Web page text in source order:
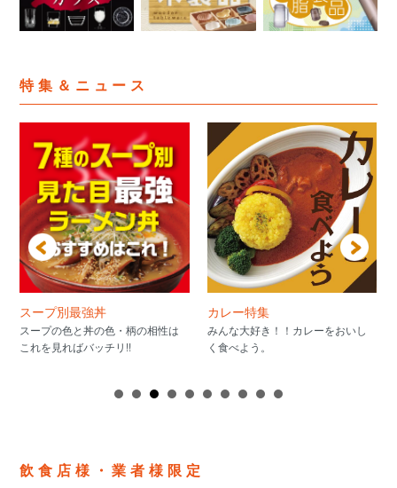
特集＆ニュース
スープ別最強丼
スープの色と丼の色・柄の相性は
これを見ればバッチリ!!
カレー特集
みんな大好き！！カレーをおいし
く食べよう。
飲食店様・業者様限定